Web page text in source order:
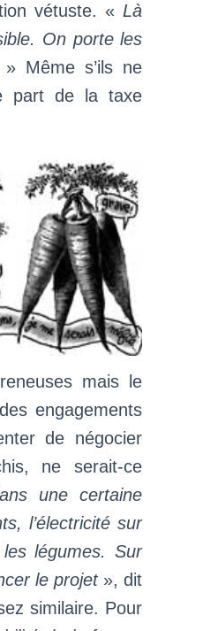
vétuste. « Là
On porte les
» Même s’ils ne
part de la taxe
mais le
engagements
de négocier
ne serait-ce
une certaine
l’électricité sur
légumes. Sur
le projet », dit
similaire. Pour